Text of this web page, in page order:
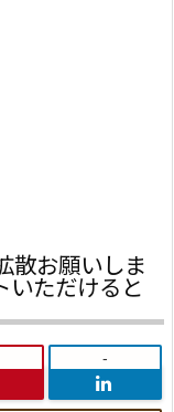
散お願いしま
いただけると
-